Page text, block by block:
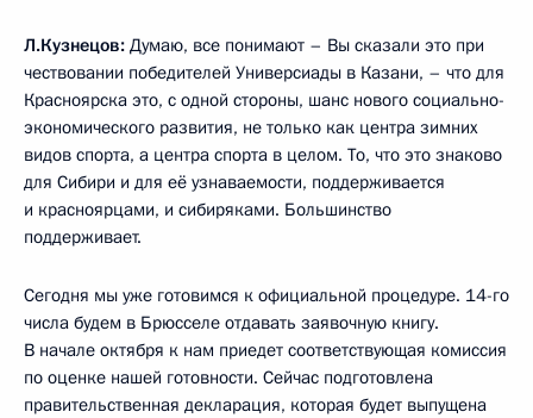
Л.Кузнецов: Думаю, все понимают – Вы сказали это при
чествовании победителей Универсиады в Казани, – что для
Красноярска это, с одной стороны, шанс нового социально-
экономического развития, не только как центра зимних
видов спорта, а центра спорта в целом. То, что это знаково
для Сибири и для её узнаваемости, поддерживается
и красноярцами, и сибиряками. Большинство
поддерживает.
Сегодня мы уже готовимся к официальной процедуре. 14-го
числа будем в Брюсселе отдавать заявочную книгу.
В начале октября к нам приедет соответствующая комиссия
по оценке нашей готовности. Сейчас подготовлена
правительственная декларация, которая будет выпущена